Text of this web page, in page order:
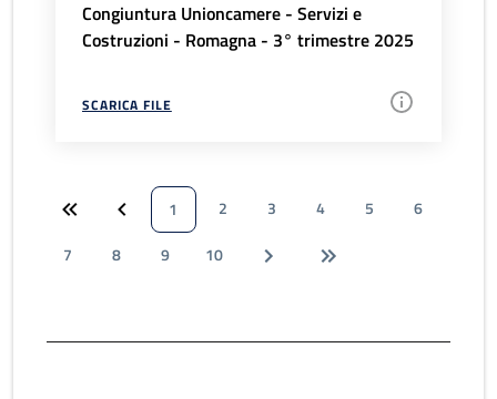
Congiuntura Unioncamere - Servizi e
Costruzioni - Romagna - 3° trimestre 2025
SCARICA FILE
1 2 3 4 5
6
7
8 9 10